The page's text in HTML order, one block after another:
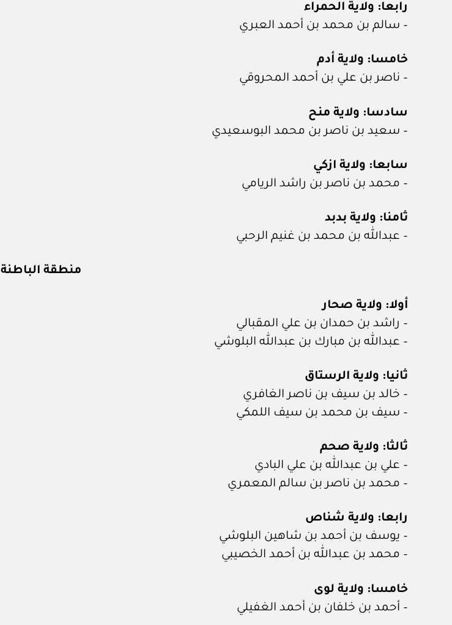
رابعا: ولاية الحمراء
– سالم بن محمد بن أحمد العبري
خامسا: ولاية أدم
– ناصر بن علي بن أحمد المحروقي
سادسا: ولاية منح
– سعيد بن ناصر بن محمد البوسعيدي
سابعا: ولاية ازكي
– محمد بن ناصر بن راشد الريامي
ثامنا: ولاية بدبد
– عبدالله بن محمد بن غنيم الرحبي
منطقة الباطنة
أولا: ولاية صحار
– راشد بن حمدان بن علي المقبالي
– عبدالله بن مبارك بن عبدالله البلوشي
ثانيا: ولاية الرستاق
– خالد بن سيف بن ناصر الغافري
– سيف بن محمد بن سيف اللمكي
ثالثا: ولاية صحم
– علي بن عبدالله بن علي البادي
– محمد بن ناصر بن سالم المعمري
رابعا: ولاية شناص
– يوسف بن أحمد بن شاهين البلوشي
– محمد بن عبدالله بن أحمد الخصيبي
خامسا: ولاية لوى
– أحمد بن خلفان بن أحمد الغفيلي